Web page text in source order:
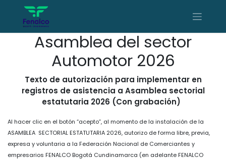
Asamblea del sector
Automotor 2026
Texto de autorización para implementar en
registros de asistencia a Asamblea sectorial
estatutaria 2026 (Con grabación)
Al hacer clic en el botón “acepto”, al momento de la instalación de la
ASAMBLEA SECTORIAL ESTATUTARIA 2026, autorizo de forma libre, previa,
expresa y voluntaria a la Federación Nacional de Comerciantes y
empresarios FENALCO Bogotá Cundinamarca (en adelante FENALCO